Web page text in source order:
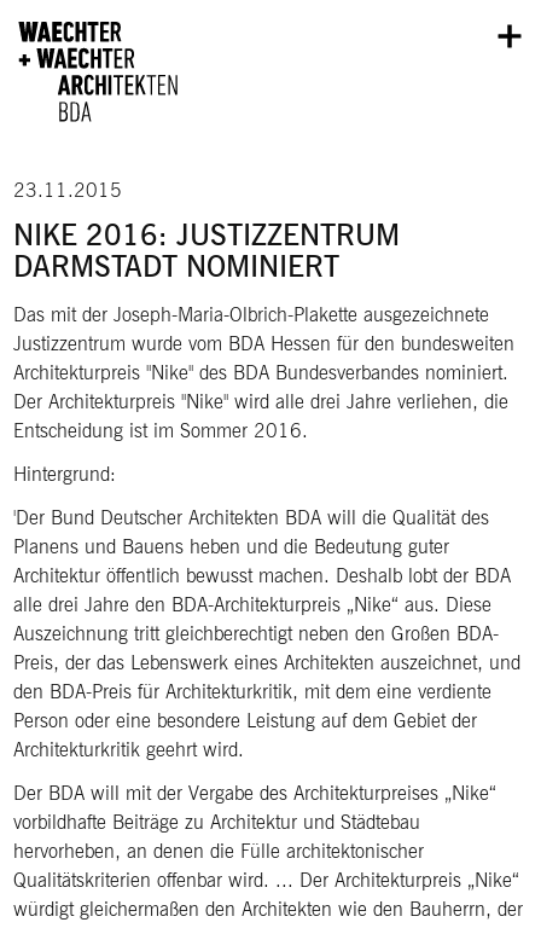
23.11.2015
NIKE 2016: JUSTIZZENTRUM
DARMSTADT NOMINIERT
Das mit der Joseph-Maria-Olbrich-Plakette ausgezeichnete
Justizzentrum wurde vom BDA Hessen für den bundesweiten
Architekturpreis "Nike" des BDA Bundesverbandes nominiert.
Der Architekturpreis "Nike" wird alle drei Jahre verliehen, die
Entscheidung ist im Sommer 2016.
Hintergrund:
Der Bund Deutscher Architekten BDA will die Qualität des
Planens und Bauens heben und die Bedeutung guter
Architektur öffentlich bewusst machen. Deshalb lobt der BDA
alle drei Jahre den BDA-Architekturpreis „Nike“ aus. Diese
Auszeichnung tritt gleichberechtigt neben den Großen BDA-
Preis, der das Lebenswerk eines Architekten auszeichnet, und
den BDA-Preis für Architekturkritik, mit dem eine verdiente
Person oder eine besondere Leistung auf dem Gebiet der
Architekturkritik geehrt wird.
Der BDA will mit der Vergabe des Architekturpreises „Nike“
vorbildhafte Beiträge zu Architektur und Städtebau
hervorheben, an denen die Fülle architektonischer
Qualitätskriterien offenbar wird. ... Der Architekturpreis „Nike“
würdigt gleichermaßen den Architekten wie den Bauherrn, der